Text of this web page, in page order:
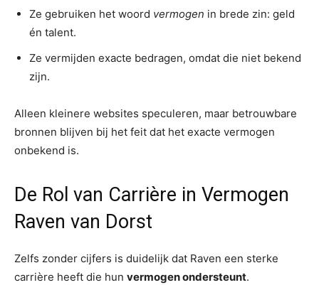
Ze gebruiken het woord vermogen in brede zin: geld
én talent.
Ze vermijden exacte bedragen, omdat die niet bekend
zijn.
Alleen kleinere websites speculeren, maar betrouwbare
bronnen blijven bij het feit dat het exacte vermogen
onbekend is.
De Rol van Carrière in Vermogen
Raven van Dorst
Zelfs zonder cijfers is duidelijk dat Raven een sterke
carrière heeft die hun vermogen ondersteunt.